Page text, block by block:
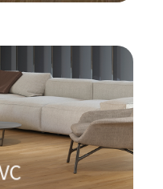
solution
habiller vos
clipsable en
une